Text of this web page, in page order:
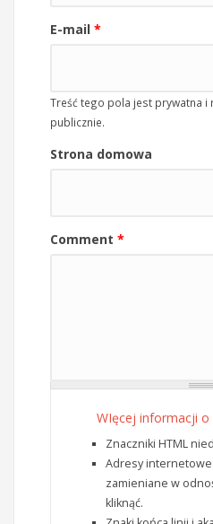
E-mail *
Treść tego pola jest prywatna i
publicznie.
Strona domowa
Comment *
WIęcej informacji
Znaczniki HTML
Adresy
zamieniane w
kliknąć.